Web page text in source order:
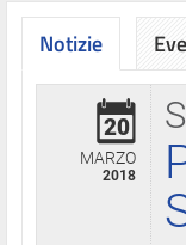
Notizie
20
MARZO
2018